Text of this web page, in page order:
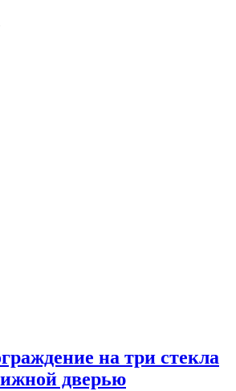
на три стекла
дверью